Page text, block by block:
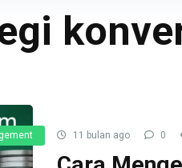
11 bulan ago 0